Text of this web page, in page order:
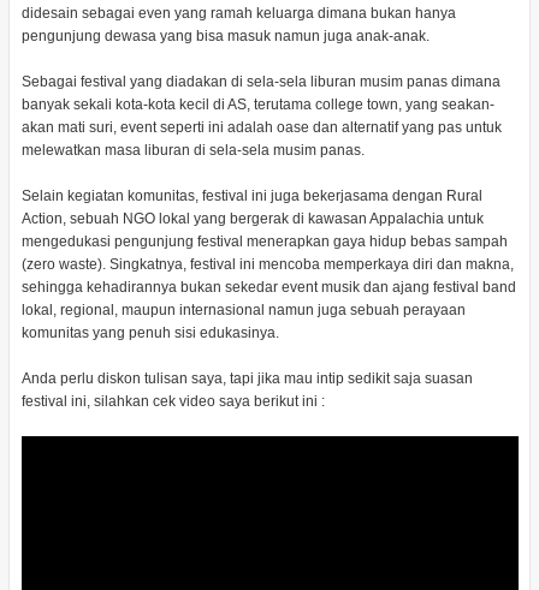
didesain sebagai even yang ramah keluarga dimana bukan hanya
pengunjung dewasa yang bisa masuk namun juga anak-anak.
Sebagai festival yang diadakan di sela-sela liburan musim panas dimana
banyak sekali kota-kota kecil di AS, terutama college town, yang seakan-
akan mati suri, event seperti ini adalah oase dan alternatif yang pas untuk
melewatkan masa liburan di sela-sela musim panas.
Selain kegiatan komunitas, festival ini juga bekerjasama dengan Rural
Action, sebuah NGO lokal yang bergerak di kawasan Appalachia untuk
mengedukasi pengunjung festival menerapkan gaya hidup bebas sampah
(zero waste). Singkatnya, festival ini mencoba memperkaya diri dan makna,
sehingga kehadirannya bukan sekedar event musik dan ajang festival band
lokal, regional, maupun internasional namun juga sebuah perayaan
komunitas yang penuh sisi edukasinya.
Anda perlu diskon tulisan saya, tapi jika mau intip sedikit saja suasan
festival ini, silahkan cek video saya berikut ini :